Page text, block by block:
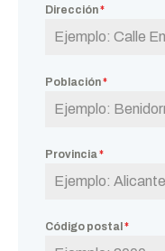
Dirección*
Población*
Provincia*
Código postal*